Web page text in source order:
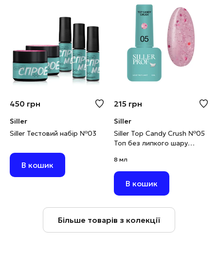
450 грн
Siller
Siller Тестовий набір №03
В кошик
215 грн
Siller
Siller Top Candy Crush №05
Топ без липкого шару
8 мл
В кошик
Більше товарів з колекції